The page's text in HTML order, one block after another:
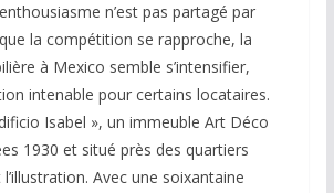
n’est pas partagé par
la compétition se rapproche, la
à Mexico semble s’intensifier,
intenable pour certains locataires.
Isabel », un immeuble Art Déco
1930 et situé près des quartiers
Avec une soixantaine